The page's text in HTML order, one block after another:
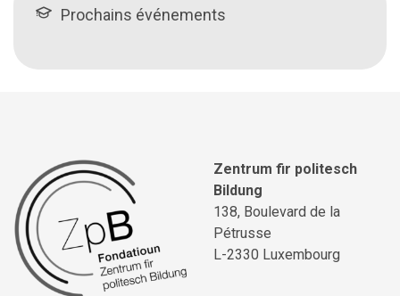
Prochains événements
Zentrum fir politesch
Bildung
138, Boulevard de la
Pétrusse
L-2330 Luxembourg